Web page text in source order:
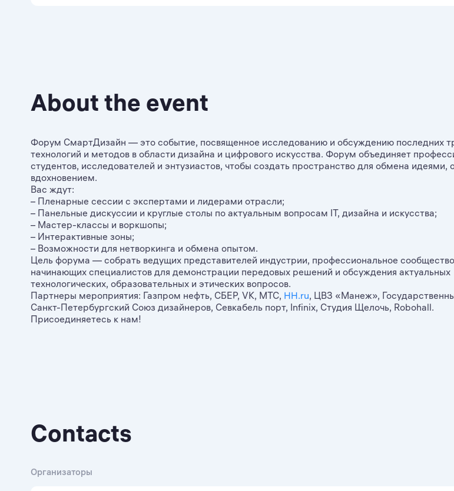
About the event
Форум СмартДизайн — это событие, посвященное исследованию и обсуждению последних
технологий и методов в области дизайна и цифрового искусства. Форум объединяет
студентов, исследователей и энтузиастов, чтобы создать пространство для обмена идеями,
вдохновением.
Вас ждут:
– Пленарные сессии с экспертами и лидерами отрасли;
– Панельные дискуссии и круглые столы по актуальным вопросам IT, дизайна и искусства;
– Мастер-классы и воркшопы;
– Интерактивные зоны;
– Возможности для нетворкинга и обмена опытом.
Цель форума — собрать ведущих представителей индустрии, профессиональное
начинающих специалистов для демонстрации передовых решений и обсуждения актуальных
технологических, образовательных и этических вопросов.
Партнеры мероприятия: Газпром нефть, СБЕР, VK, МТС, НН.ru, ЦВЗ «Манеж»,
Санкт-Петербургский Союз дизайнеров, Севкабель порт, Infinix, Студия Щелочь, Robohall.
Присоединяетесь к нам!
Contacts
Организаторы